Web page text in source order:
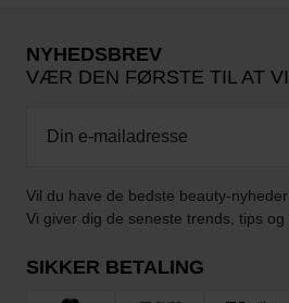
NYHEDSBREV
VÆR DEN FØRSTE TIL AT
Vil du have de bedste beauty-
Vi giver dig de seneste trends, tips og
SIKKER BETALING